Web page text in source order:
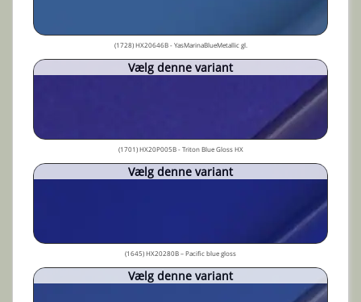
(1728) HX20646B - YasMarinaBlueMetallic gl.
Vælg denne variant
(1701) HX20P005B - Triton Blue Gloss HX
Vælg denne variant
(1645) HX20280B – Pacific blue gloss
Vælg denne variant